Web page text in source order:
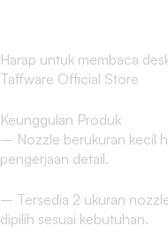
Harap untuk membaca
Taffware Official Store
Keunggulan Produk
– Nozzle berukuran kecil
pengerjaan detail.
– Tersedia 2 ukuran
dipilih sesuai kebutuhan.